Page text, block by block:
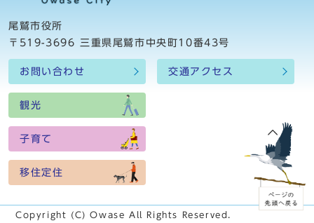
尾鷲市役所
〒519-3696 三重県尾鷲市中央町10番43号
お問い合わせ 交通アクセス
観光
子育て
移住定住
Copyright (C) Owase All Rights Reserved.